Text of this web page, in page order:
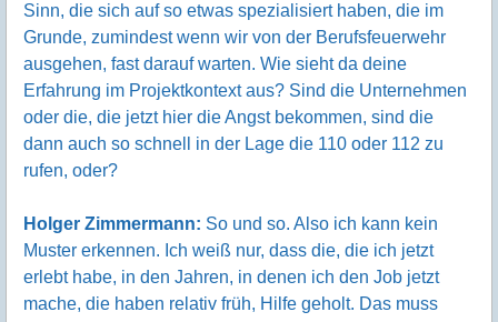
Sinn, die sich auf so etwas spezialisiert haben, die im
Grunde, zumindest wenn wir von der Berufsfeuerwehr
ausgehen, fast darauf warten. Wie sieht da deine
Erfahrung im Projektkontext aus? Sind die Unternehmen
oder die, die jetzt hier die Angst bekommen, sind die
dann auch so schnell in der Lage die 110 oder 112 zu
rufen, oder?
Holger Zimmermann: So und so. Also ich kann kein
Muster erkennen. Ich weiß nur, dass die, die ich jetzt
erlebt habe, in den Jahren, in denen ich den Job jetzt
mache, die haben relativ früh, Hilfe geholt. Das muss